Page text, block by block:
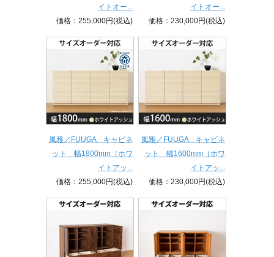
イトオー...
価格：255,000円(税込)
イトオー...
価格：230,000円(税込)
風雅／FUUGA キャビネ
ット 幅1800mm（ホワ
イトアッ...
価格：255,000円(税込)
風雅／FUUGA キャビネ
ット 幅1600mm（ホワ
イトアッ...
価格：230,000円(税込)